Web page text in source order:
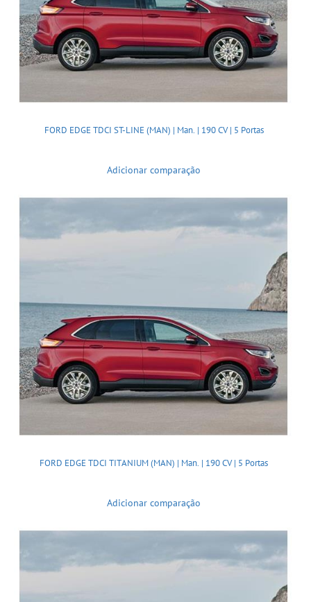
FORD EDGE TDCI ST-LINE (MAN) | Man. | 190 CV | 5 Portas
Adicionar comparação
FORD EDGE TDCI TITANIUM (MAN) | Man. | 190 CV | 5 Portas
Adicionar comparação